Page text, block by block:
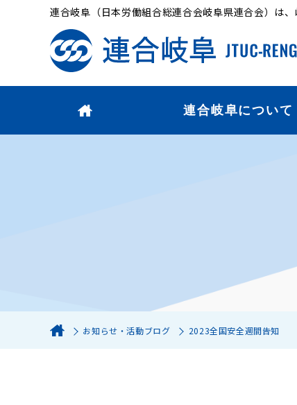
連合岐阜（日本労働組合総連合会岐阜県連合会）は
連合岐阜について
お知らせ・活動ブログ 2023全国安全週間告知